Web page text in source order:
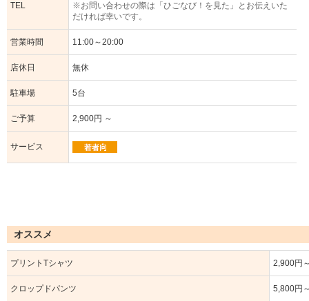
TEL
※お問い合わせの際は「ひごなび！を見た」とお伝えいた
だければ幸いです。
営業時間 11:00～20:00
店休日 無休
駐車場 5台
ご予算 2,900円 ～
サービス
オススメ
プリントTシャツ 2,900円
クロップドパンツ 5,800円